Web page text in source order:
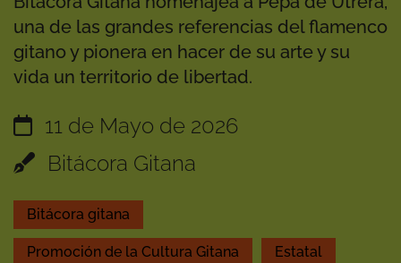
una de las grandes referencias del flamenco
gitano y pionera en hacer de su arte y su
vida un territorio de libertad.
11 de Mayo de 2026
Bitácora Gitana
Bitácora gitana
Promoción de la Cultura Gitana Estatal